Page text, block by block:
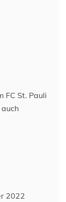
FC St. Pauli